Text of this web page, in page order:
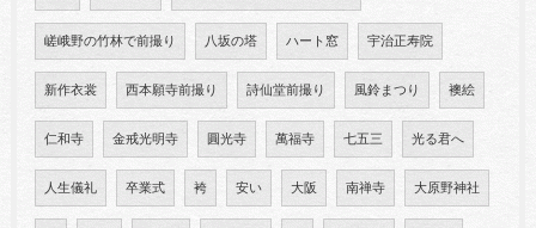
嵯峨野の竹林で前撮り 八坂の塔 ハート窓 宇治正寿院
新作衣裳 西本願寺前撮り 詩仙堂前撮り 風鈴まつり 襖絵
仁和寺 金戒光明寺 圓光寺 萬福寺 七五三 光る君へ
人生儀礼 卒業式 袴 安い 大阪 南禅寺 大原野神社